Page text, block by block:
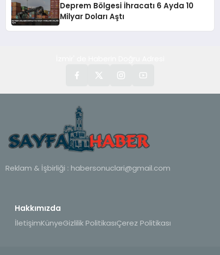
Deprem Bölgesi İhracatı 6 Ayda 10
Milyar Doları Aştı
Reklam & İşbirliği : habersonuclari@gmail.com
Hakkımızda
İletişimKünyeGizlilik PolitikasıÇerez Politikası